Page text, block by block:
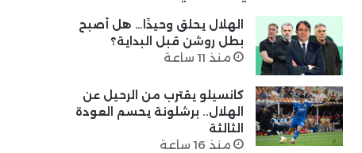
الهلال يحلق وحيدًا… هل أصبح
بطل روشن قبل البداية؟
منذ 11 ساعة
كانسيلو يقترب من الرحيل عن
الهلال.. برشلونة يحسم العودة
الثالثة
منذ 16 ساعة